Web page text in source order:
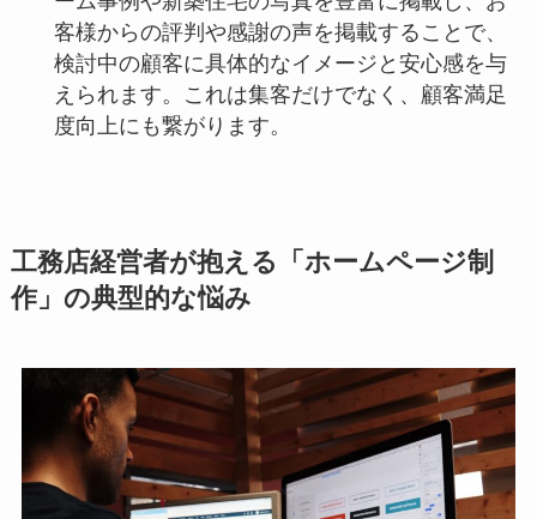
客様からの評判や感謝の声を掲載することで、
検討中の顧客に具体的なイメージと安心感を与
えられます。これは集客だけでなく、顧客満足
度向上にも繋がります。
工務店経営者が抱える「ホームページ制
作」の典型的な悩み